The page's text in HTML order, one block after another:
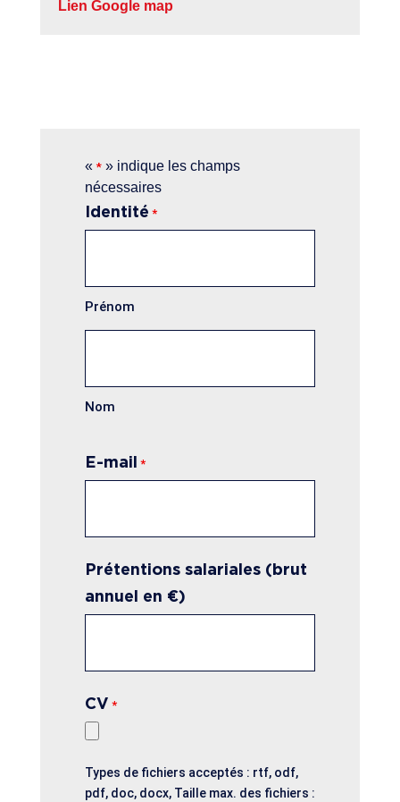
Lien Google map
« *» indique les champs
nécessaires
Identité *
Prénom
Nom
E-mail *
Prétentions salariales (brut
annuel en €)
CV *
Types de fichiers acceptés : rtf, odf,
pdf, doc, docx, Taille max. des fichiers :